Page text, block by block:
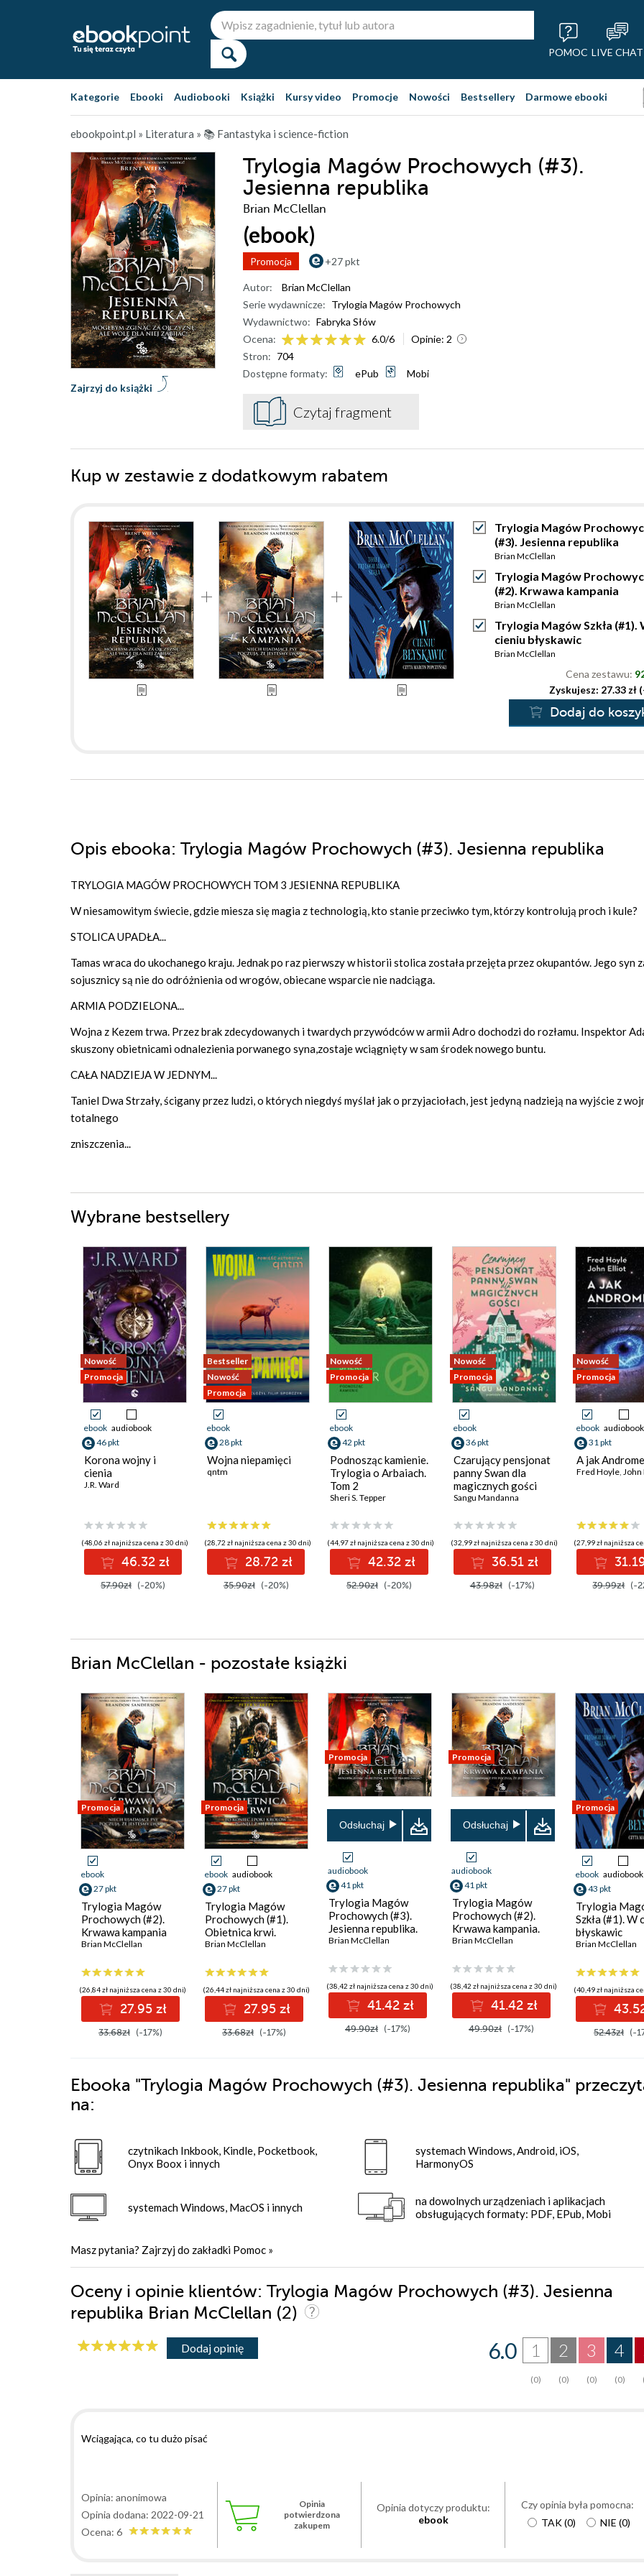
POMOC LIVE CHAT
Kategorie Ebooki Audiobooki Książki Kursy video Promocje Nowości Bestsellery Darmowe ebooki
ebookpoint.pl » Literatura » 📚 Fantastyka i science-fiction
Trylogia Magów Prochowych (#3).
Jesienna republika
Brian McClellan
(ebook)
Promocja +27 pkt
Zajrzyj do książki
Autor:
Brian McClellan
Serie wydawnicze: Trylogia Magów Prochowych
Wydawnictwo: Fabryka Słów
Ocena:
6.0/6 Opinie: 2
Stron: 704
Dostępne formaty:
ePub Mobi
Czytaj fragment
Kup w zestawie z dodatkowym rabatem
Trylogia Magów
(#3). Jesienna republika
Brian McClellan
Trylogia Magów
(#2). Krwawa kampania
Brian McClellan
Trylogia Magów Szkła (#1).
cieniu błyskawic
Brian McClellan
Cena zestawu:
Zyskujesz: 27.33 zł
Dodaj do
Opis ebooka: Trylogia Magów Prochowych (#3). Jesienna republika
TRYLOGIA MAGÓW PROCHOWYCH TOM 3 JESIENNA REPUBLIKA
W niesamowitym świecie, gdzie miesza się magia z technologią, kto stanie przeciwko tym, którzy kontrolują proch i kule?
STOLICA UPADŁA...
Tamas wraca do ukochanego kraju. Jednak po raz pierwszy w historii stolica została przejęta przez okupantów. Jego syn
sojusznicy są nie do odróżnienia od wrogów, obiecane wsparcie nie nadciąga.
ARMIA PODZIELONA...
Wojna z Kezem trwa. Przez brak zdecydowanych i twardych przywódców w armii Adro dochodzi do rozłamu. Inspektor
skuszony obietnicami odnalezienia porwanego syna,zostaje wciągnięty w sam środek nowego buntu.
CAŁA NADZIEJA W JEDNYM...
Taniel Dwa Strzały, ścigany przez ludzi, o których niegdyś myślał jak o przyjaciołach, jest jedyną nadzieją na wyjście z
totalnego
zniszczenia...
Wybrane bestsellery
Nowość
Promocja
ebook audiobook
46 pkt
Korona wojny i
cienia
J.R. Ward
(48,06 zł najniższa cena z 30 dni)
46.32 zł
57.90zł (-20%)
Bestseller
Nowość
Promocja
ebook
28 pkt
Wojna niepamięci
qntm
(28,72 zł najniższa cena z 30 dni)
28.72 zł
35.90zł (-20%)
Nowość
Promocja
ebook
42 pkt
Podnosząc kamienie.
Trylogia o Arbaiach.
Tom 2
Sheri S. Tepper
(44,97 zł najniższa cena z 30 dni)
42.32 zł
52.90zł (-20%)
Nowość
Promocja
ebook
36 pkt
Czarujący pensjonat
panny Swan dla
magicznych gości
Sangu Mandanna
(32,99 zł najniższa cena z 30 dni)
36.51 zł
43.98zł (-17%)
Nowość
Promocja
ebook audiobook
31 pkt
A jak
Fred Hoyle, John
(27,99 zł najniższa
39.99zł (-
Brian McClellan - pozostałe książki
Promocja
ebook
27 pkt
Trylogia Magów
Prochowych (#2).
Krwawa kampania
Brian McClellan
(26,84 zł najniższa cena z 30 dni)
27.95 zł
33.68zł (-17%)
Promocja
ebook audiobook
27 pkt
Trylogia Magów
Prochowych (#1).
Obietnica krwi.
Trylogia Magów
Brian McClellan
(26,44 zł najniższa cena z 30 dni)
27.95 zł
33.68zł (-17%)
Promocja
Odsłuchaj
audiobook
41 pkt
Trylogia Magów
Prochowych (#3).
Jesienna republika.
Trylogia Magów
Brian McClellan
(38,42 zł najniższa cena z 30 dni)
41.42 zł
49.90zł (-17%)
Promocja
Odsłuchaj
audiobook
41 pkt
Trylogia Magów
Prochowych (#2).
Krwawa kampania.
Trylogia Magów
Brian McClellan
(38,42 zł najniższa cena z 30 dni)
41.42 zł
49.90zł (-17%)
Promocja
ebook audiobook
43 pkt
Trylogia
Szkła (#1). W
błyskawic
Brian McClellan
(40,49 zł najniższa
52.43zł (-
Ebooka "Trylogia Magów Prochowych (#3). Jesienna republika"
na:
czytnikach Inkbook, Kindle, Pocketbook,
Onyx Boox i innych
systemach Windows, MacOS i innych
systemach Windows, Android, iOS,
HarmonyOS
na dowolnych urządzeniach i aplikacjach
obsługujących formaty: PDF, EPub, Mobi
Masz pytania? Zajrzyj do zakładki Pomoc »
Oceny i opinie klientów: Trylogia Magów Prochowych (#3). Jesienna
republika Brian McClellan (2)
Dodaj opinię 4
(0)
3
(0)
2
(0)
1
(0)
6.0
Wciągająca, co tu dużo pisać
Opinia: anonimowa
Opinia dodana: 2022-09-21
Ocena: 6
Opinia
potwierdzona
zakupem
Opinia dotyczy produktu:
ebook
Czy opinia była pomocna:
TAK(0) NIE (0)